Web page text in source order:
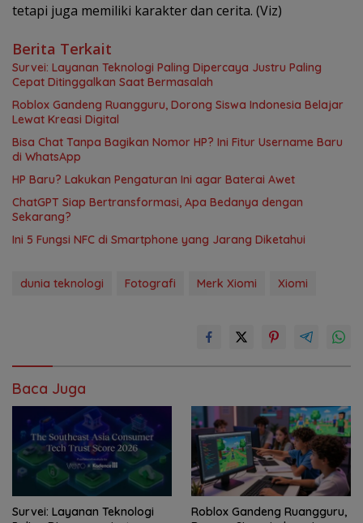
tetapi juga memiliki karakter dan cerita. (Viz)
Berita Terkait
Survei: Layanan Teknologi Paling Dipercaya Justru Paling
Cepat Ditinggalkan Saat Bermasalah
Roblox Gandeng Ruangguru, Dorong Siswa Indonesia Belajar
Lewat Kreasi Digital
Bisa Chat Tanpa Bagikan Nomor HP? Ini Fitur Username Baru
di WhatsApp
HP Baru? Lakukan Pengaturan Ini agar Baterai Awet
ChatGPT Siap Bertransformasi, Apa Bedanya dengan
Sekarang?
Ini 5 Fungsi NFC di Smartphone yang Jarang Diketahui
dunia teknologi Fotografi Merk Xiomi Xiomi
Baca Juga
Survei: Layanan Teknologi
Roblox Gandeng Ruangguru,